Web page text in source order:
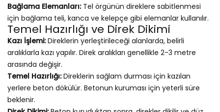
Bağlama Elemanları:Tel örgünün direklere sabitlenmesi
için bağlama teli, kanca ve kelepçe gibi elemanlar kullanılır.
Temel Hazırlığı ve Direk Dikimi
Kazı İşlemi:Direklerin yerleştirileceği alanlarda, belirli
aralıklarla kazı yapılır. Direk aralıkları genellikle 2-3 metre
arasında değişir.
Temel Hazırlığı:Direklerin sağlam durması için kazılan
yerlere beton dökülür. Betonun kuruması için yeterli süre
beklenir.